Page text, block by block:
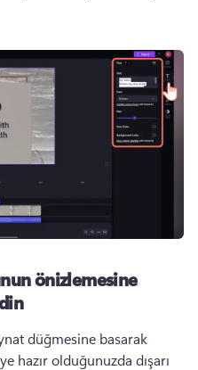
önizlemesine
düğmesine basarak
hazır olduğunuzda dışarı